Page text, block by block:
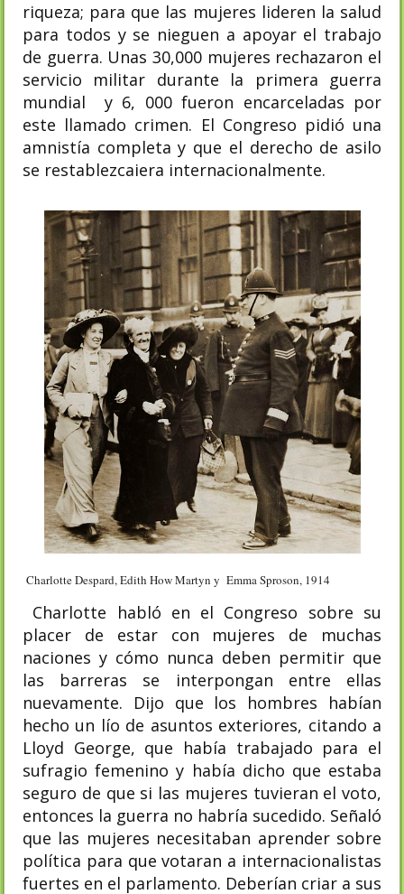
riqueza; para que las mujeres lideren la salud
para todos y se nieguen a apoyar el trabajo
de guerra. Unas 30,000 mujeres rechazaron el
servicio militar durante la primera guerra
mundial y 6, 000 fueron encarceladas por
este llamado crimen. El Congreso pidió una
amnistía completa y que el derecho de asilo
se restablezcaiera internacionalmente.
Charlotte Despard, Edith How Martyn y Emma Sproson, 1914
Charlotte habló en el Congreso sobre su
placer de estar con mujeres de muchas
naciones y cómo nunca deben permitir que
las barreras se interpongan entre ellas
nuevamente. Dijo que los hombres habían
hecho un lío de asuntos exteriores, citando a
Lloyd George, que había trabajado para el
sufragio femenino y había dicho que estaba
seguro de que si las mujeres tuvieran el voto,
entonces la guerra no habría sucedido. Señaló
que las mujeres necesitaban aprender sobre
política para que votaran a internacionalistas
fuertes en el parlamento. Deberían criar a sus